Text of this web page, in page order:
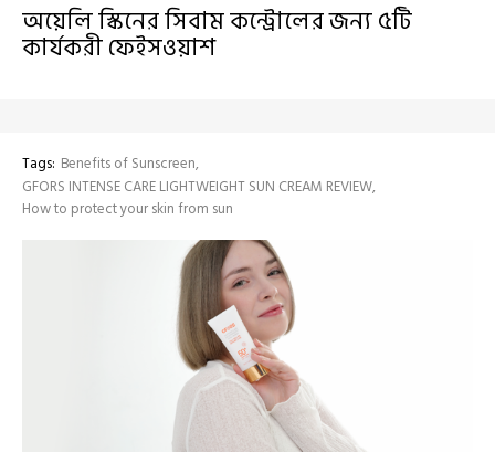
অয়েলি স্কিনের সিবাম কন্ট্রোলের জন্য ৫টি
কার্যকরী ফেইসওয়াশ
Tags: Benefits of Sunscreen
GFORS INTENSE CARE LIGHTWEIGHT SUN CREAM REVIEW
How to protect your skin from sun